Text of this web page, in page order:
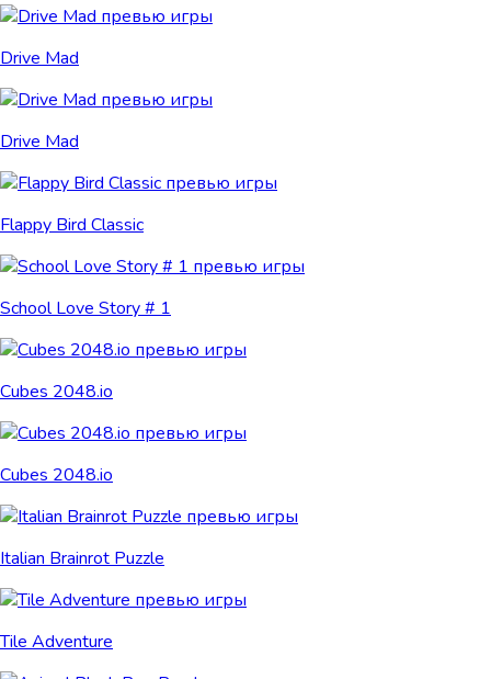
Drive Mad
Drive Mad
Flappy Bird Classic
School Love Story # 1
Cubes 2048.io
Cubes 2048.io
Italian Brainrot Puzzle
Tile Adventure